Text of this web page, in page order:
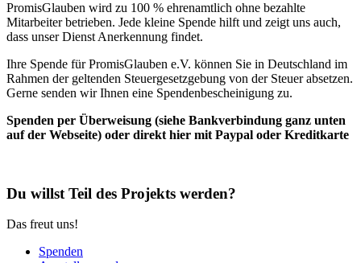
PromisGlauben wird zu 100 % ehrenamtlich ohne bezahlte
Mitarbeiter betrieben. Jede kleine Spende hilft und zeigt uns auch,
dass unser Dienst Anerkennung findet.
Ihre Spende für PromisGlauben e.V. können Sie in Deutschland im
Rahmen der geltenden Steuergesetzgebung von der Steuer absetzen.
Gerne senden wir Ihnen eine Spendenbescheinigung zu.
Spenden per Überweisung (siehe Bankverbindung ganz unten
auf der Webseite) oder direkt hier mit Paypal oder Kreditkarte
Du willst Teil des Projekts werden?
Das freut uns!
Spenden